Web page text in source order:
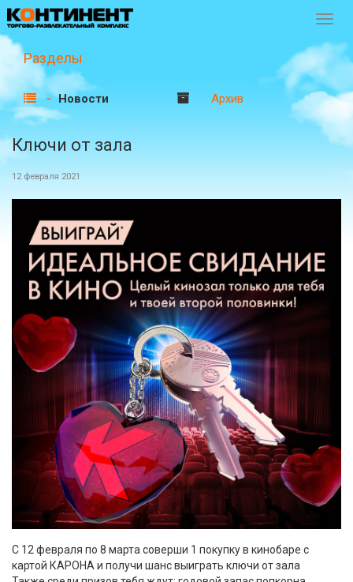
Разделы
Новости Архив
Ключи от зала
12 февраля 2021
С 12 февраля по 8 марта соверши 1 покупку в кинобаре с
картой КАРОНА и получи шанс выиграть ключи от зала